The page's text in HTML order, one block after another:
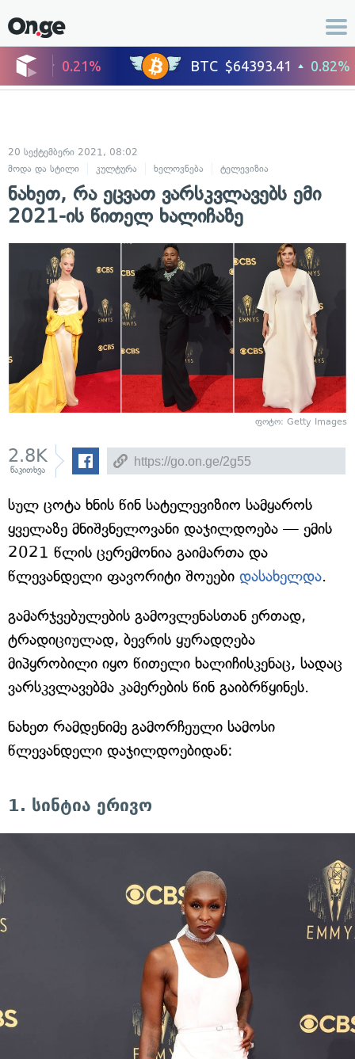
20 სექტემბერი 2021, 08:02
მოდა და სტილი
კულტურა ხელოვნება ტელევიზია
ნახეთ, რა ეცვათ ვარსკვლავებს ემი
2021-ის წითელ ხალიჩაზე
ფოტო: Getty Images
2.8K
წაკითხვა
სულ ცოტა ხნის წინ სატელევიზიო სამყაროს
ყველაზე მნიშვნელოვანი დაჯილდოება — ემის
2021 წლის ცერემონია გაიმართა და
წლევანდელი ფავორიტი შოუები დასახელდა.
გამარჯვებულების გამოვლენასთან ერთად,
ტრადიციულად, ბევრის ყურადღება
მიპყრობილი იყო წითელი ხალიჩისკენაც, სადაც
ვარსკვლავებმა კამერების წინ გაიბრწყინეს.
ნახეთ რამდენიმე გამორჩეული სამოსი
წლევანდელი დაჯილდოებიდან:
1. სინტია ერივო